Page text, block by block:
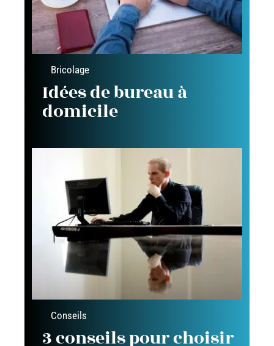
Bricolage
Idées de bureau à
domicile
Conseils
3 conseils pour choisir